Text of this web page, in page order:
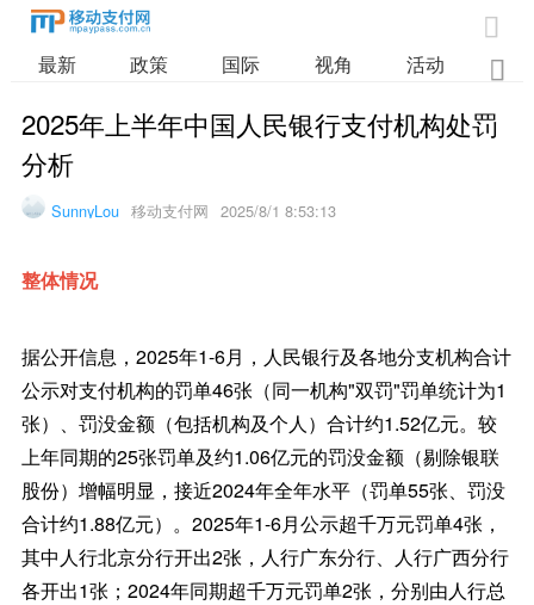

最新 政策 国际 视角 活动 业

2025年上半年中国人民银行支付机构处罚
分析
SunnyLou 移动支付网 2025/8/1 8:53:13
整体情况
据公开信息，2025年1-6月，人民银行及各地分支机构合计
公示对支付机构的罚单46张（同一机构"双罚"罚单统计为1
张）、罚没金额（包括机构及个人）合计约1.52亿元。较
上年同期的25张罚单及约1.06亿元的罚没金额（剔除银联
股份）增幅明显，接近2024年全年水平（罚单55张、罚没
合计约1.88亿元）。2025年1-6月公示超千万元罚单4张，
其中人行北京分行开出2张，人行广东分行、人行广西分行
各开出1张；2024年同期超千万元罚单2张，分别由人行总